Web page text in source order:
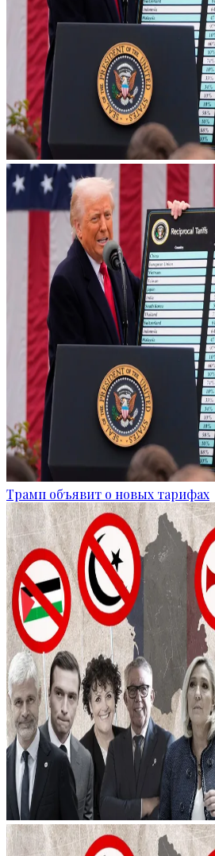
Трамп объявит о новых тарифах